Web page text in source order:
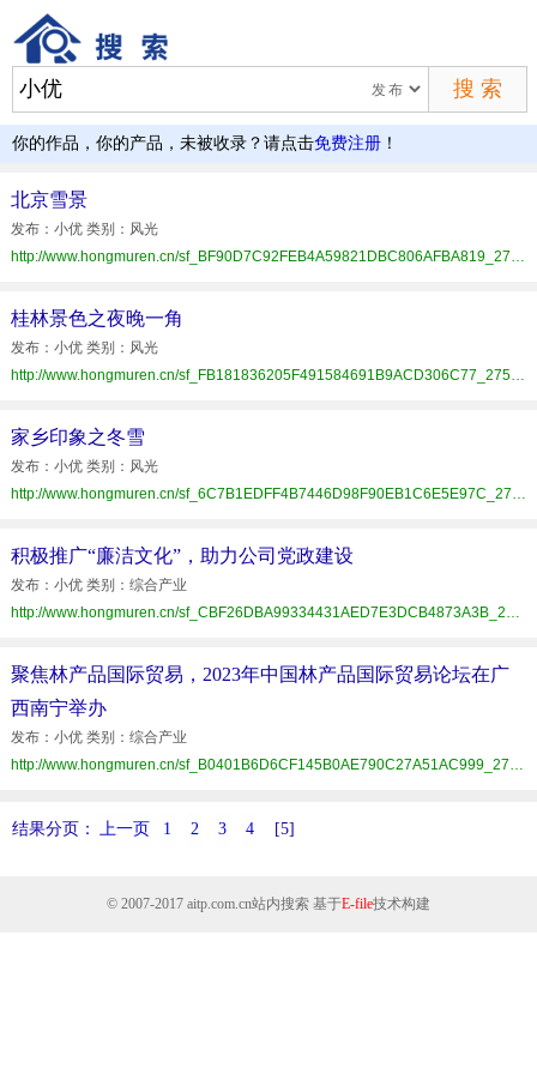
你的作品，你的产品，未被收录？请点击免费注册 ！
北京雪景
发布：小优 类别：风光
http://www.hongmuren.cn/sf_BF90D7C92FEB4A59821DBC806AFBA819_275_D2A1E35190.html
桂林景色之夜晚一角
发布：小优 类别：风光
http://www.hongmuren.cn/sf_FB181836205F491584691B9ACD306C77_275_D2A1E35190.html
家乡印象之冬雪
发布：小优 类别：风光
http://www.hongmuren.cn/sf_6C7B1EDFF4B7446D98F90EB1C6E5E97C_275_D2A1E35190.html
积极推广“廉洁文化”，助力公司党政建设
发布：小优 类别：综合产业
http://www.hongmuren.cn/sf_CBF26DBA99334431AED7E3DCB4873A3B_275_D2A1E35190.html
聚焦林产品国际贸易，2023年中国林产品国际贸易论坛在广
西南宁举办
发布：小优 类别：综合产业
http://www.hongmuren.cn/sf_B0401B6D6CF145B0AE790C27A51AC999_275_D2A1E35190.html
结果分页： 上一页 1 2 3 4 [5]
© 2007-2017 aitp.com.cn站内搜索 基于E-file技术构建